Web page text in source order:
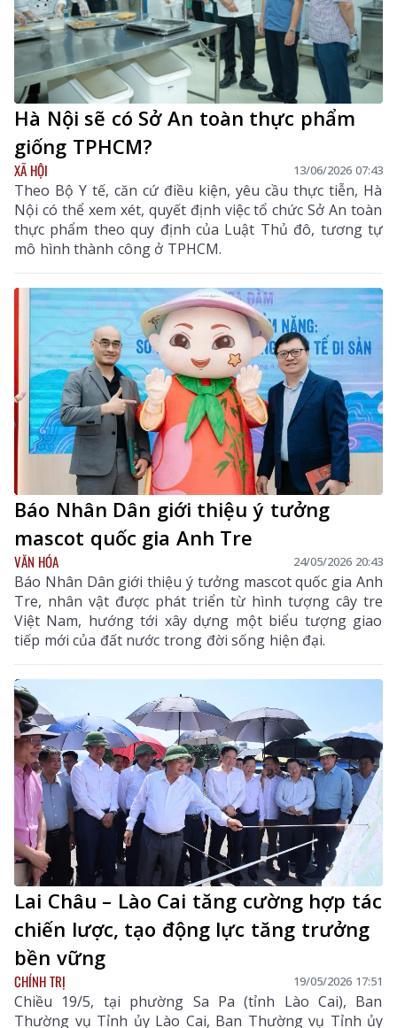
Hà Nội sẽ có Sở An toàn thực phẩm
giống TPHCM?
XÃ HỘI 13/06/2026 07:43
Theo Bộ Y tế, căn cứ điều kiện, yêu cầu thực tiễn, Hà
Nội có thể xem xét, quyết định việc tổ chức Sở An toàn
thực phẩm theo quy định của Luật Thủ đô, tương tự
mô hình thành công ở TPHCM.
Báo Nhân Dân giới thiệu ý tưởng
mascot quốc gia Anh Tre
VĂN HÓA 24/05/2026 20:43
Báo Nhân Dân giới thiệu ý tưởng mascot quốc gia Anh
Tre, nhân vật được phát triển từ hình tượng cây tre
Việt Nam, hướng tới xây dựng một biểu tượng giao
tiếp mới của đất nước trong đời sống hiện đại.
Lai Châu – Lào Cai tăng cường hợp tác
chiến lược, tạo động lực tăng trưởng
bền vững
CHÍNH TRỊ 19/05/2026 17:51
Chiều 19/5, tại phường Sa Pa (tỉnh Lào Cai), Ban
Thường vụ Tỉnh ủy Lào Cai, Ban Thường vụ Tỉnh ủy